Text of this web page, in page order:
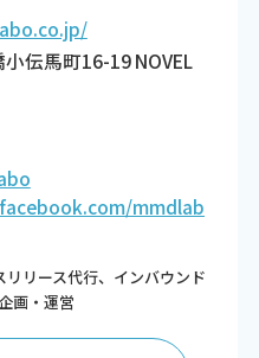
伝馬町16-19 NOVEL
mmdlab
リース代行、インバウンド
画・運営